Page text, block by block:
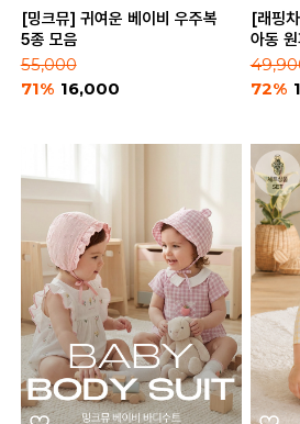
[밍크뮤] 귀여운 베이비 우주복
5종 모음
55,000
71% 16,000
[래핑
아동
72%